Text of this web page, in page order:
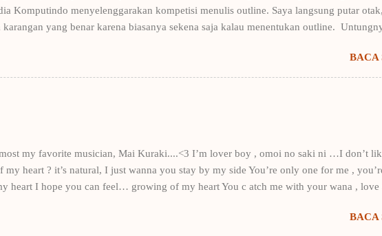
Komputindo menyelenggarakan kompetisi menulis outline. Saya langsung putar
yang benar karena biasanya sekena saja kalau menentukan outline.
Winna Efendi. Salah satu pembahasan di buku tersebut adalah menulis kerangka
Winna Efendi, saya merancang kerangka Let's Be Platonic . Dan kerangka
sangat berantakan, sekarang pun masih berantakan- mengantarkan saya ke
novel dan akhirnya membuat saya bergabung dengan keempat penulis lain di bawah
BACA
my favorite musician, Mai Kuraki....<3 I’m lover boy , omoi no saki ni …I don’t
my heart ? it’s natural, I just wanna you stay by my side You’re only one for me ,
heart I hope you can feel… growing of my heart You c atch me with your wana ,
with the questions, in the state of mind , who do you love? Don’t you look at meBACA